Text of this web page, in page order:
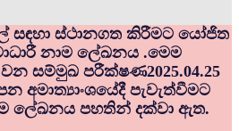
සඳහා ස්ථානගත කිරීමට යෝජිත
නාම ලේඛනය .මෙම
සම්මුඛ පරීක්ෂණ2025.04.25
අමාත්‍යාංශයේදී පැවැත්වීමට
ලේඛනය පහතින් දක්වා ඇත.